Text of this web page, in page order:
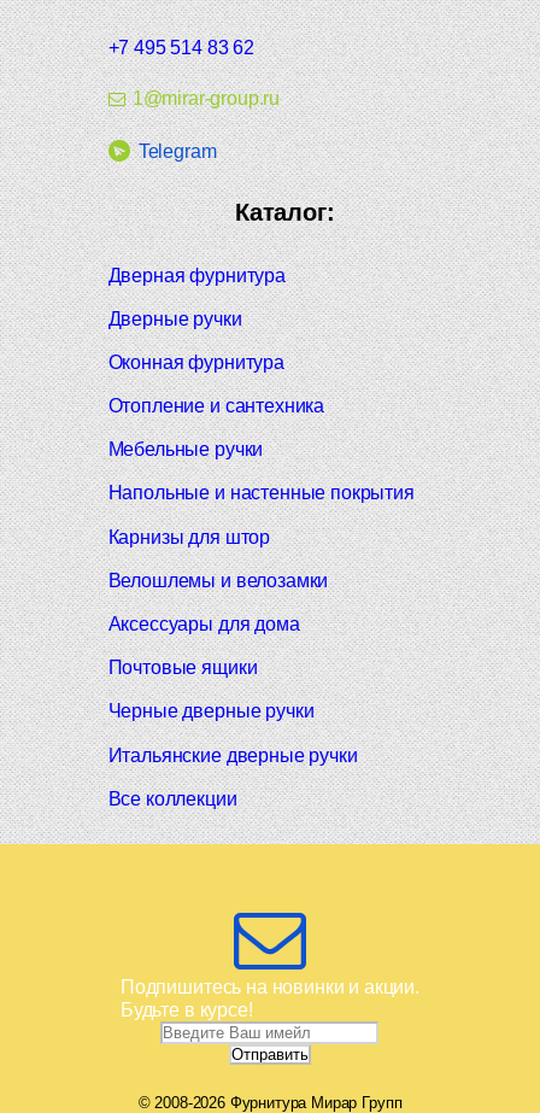
+7 495 514 83 62
1@mirar-group.ru
Telegram
Каталог:
Дверная фурнитура
Дверные ручки
Оконная фурнитура
Отопление и сантехника
Мебельные ручки
Напольные и настенные покрытия
Карнизы для штор
Велошлемы и велозамки
Аксессуары для дома
Почтовые ящики
Черные дверные ручки
Итальянские дверные ручки
Все коллекции
Подпишитесь на новинки и акции.
Будьте в курсе!
© 2008-2026 Фурнитура Мирар Групп